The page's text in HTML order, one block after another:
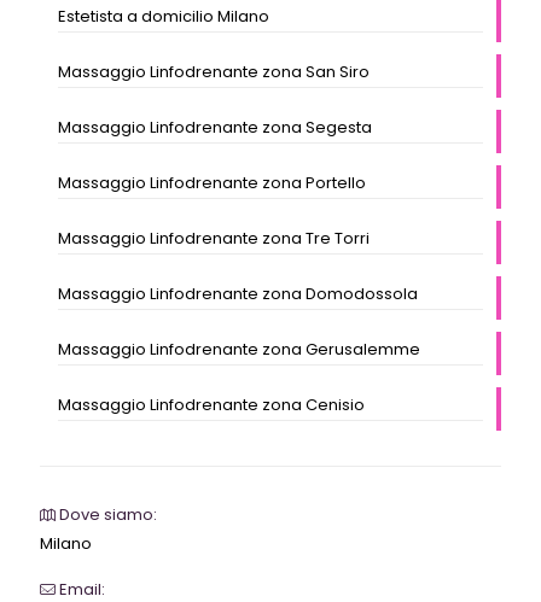
Estetista a domicilio Milano
Massaggio Linfodrenante zona San Siro
Massaggio Linfodrenante zona Segesta
Massaggio Linfodrenante zona Portello
Massaggio Linfodrenante zona Tre Torri
Massaggio Linfodrenante zona Domodossola
Massaggio Linfodrenante zona Gerusalemme
Massaggio Linfodrenante zona Cenisio
Dove siamo:
Milano
Email: